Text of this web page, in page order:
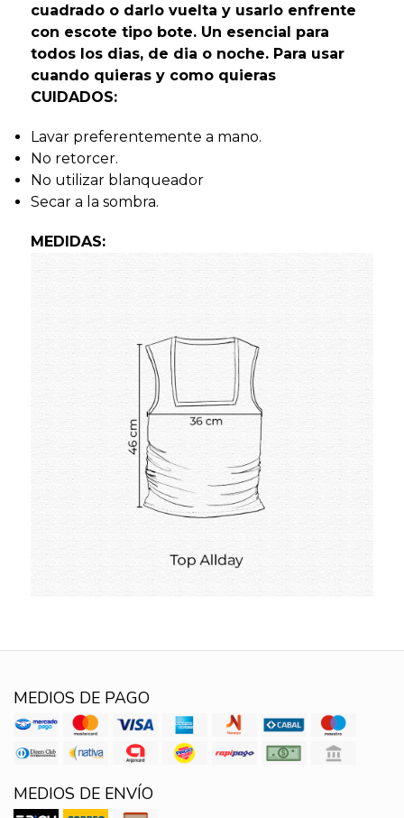
cuadrado o darlo vuelta y usarlo enfrente
con escote tipo bote. Un esencial para
todos los dias, de dia o noche. Para usar
cuando quieras y como quieras
CUIDADOS:
Lavar preferentemente a mano.
No retorcer.
No utilizar blanqueador
Secar a la sombra.
MEDIDAS:
MEDIOS DE PAGO
MEDIOS DE ENVÍO